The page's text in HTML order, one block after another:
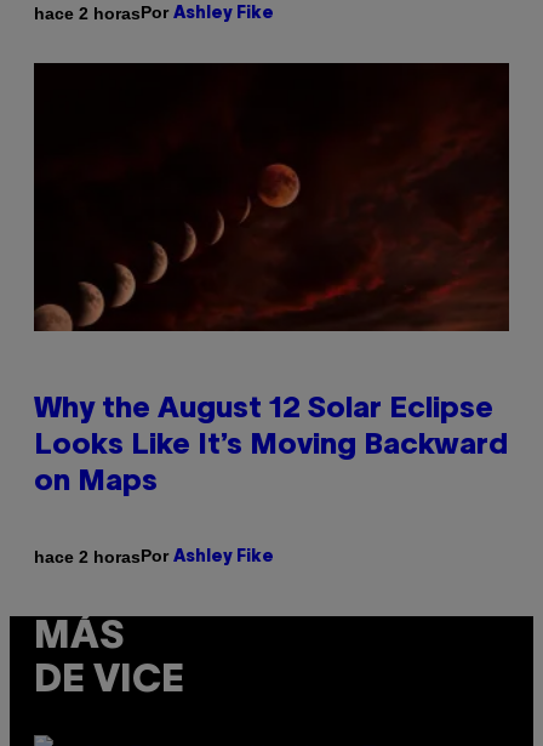
hace 2 horasPor Ashley Fike
Why the August 12 Solar Eclipse
Looks Like It’s Moving Backward
on Maps
hace 2 horasPor Ashley Fike
MÁS
DE VICE